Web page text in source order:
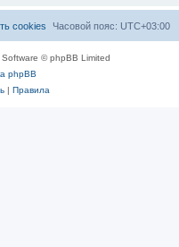
Часовой пояс: UTC+03:00
cookies
© phpBB Limited
phpBB
| Правила